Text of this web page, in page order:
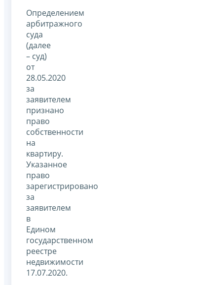
Определением
арбитражного
суда
(далее
– суд)
от
28.05.2020
за
заявителем
признано
право
собственности
на
квартиру.
Указанное
право
зарегистрировано
за
заявителем
в
Едином
государственном
реестре
недвижимости
17.07.2020.